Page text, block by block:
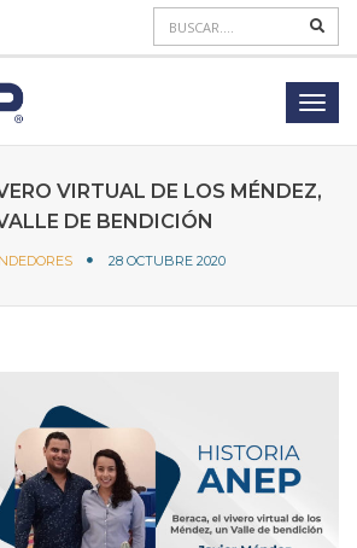
VIRTUAL DE LOS MÉNDEZ,
DE BENDICIÓN
28 OCTUBRE 2020